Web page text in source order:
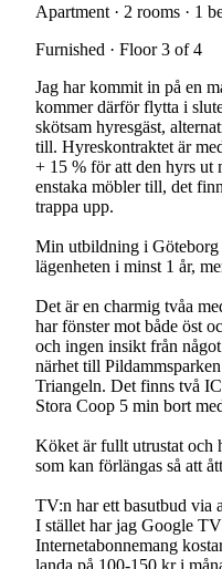
Apartment · 2 rooms · 1
Furnished · Floor 3 of 4
Jag har kommit in på en
kommer därför flytta i
skötsam hyresgäst,
till. Hyreskontraktet är
+ 15 % för att den hyrs ut
enstaka möbler till, det
trappa upp.
Min utbildning i Göteborg
lägenheten i minst 1 år,
Det är en charmig tvåa
har fönster mot både öst
och ingen insikt från
närhet till
Triangeln. Det finns två
Stora Coop 5 min bort
Köket är fullt utrustat och
som kan förlängas så att
TV:n har ett basutbud via
I stället har jag Google
Internetabonnemang
landa på 100-150 kr i